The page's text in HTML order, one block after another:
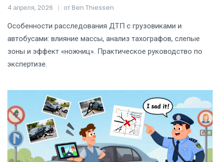
4 апреля, 2026 от Ben Thiessen
Особенности расследования ДТП с грузовиками и
автобусами: влияние массы, анализ тахографов, слепые
зоны и эффект «ножниц». Практическое руководство по
экспертизе.